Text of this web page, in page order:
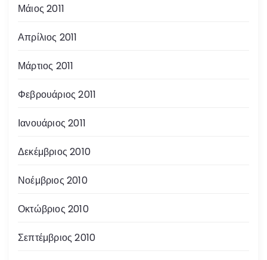
Μάιος 2011
Απρίλιος 2011
Μάρτιος 2011
Φεβρουάριος 2011
Ιανουάριος 2011
Δεκέμβριος 2010
Νοέμβριος 2010
Οκτώβριος 2010
Σεπτέμβριος 2010